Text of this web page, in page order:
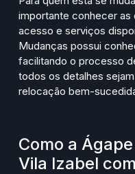
importante conhecer
acesso e serviços
Mudanças possui
facilitando o processo
todos os detalhes
relocação bem-
Como a
Vila Izabel